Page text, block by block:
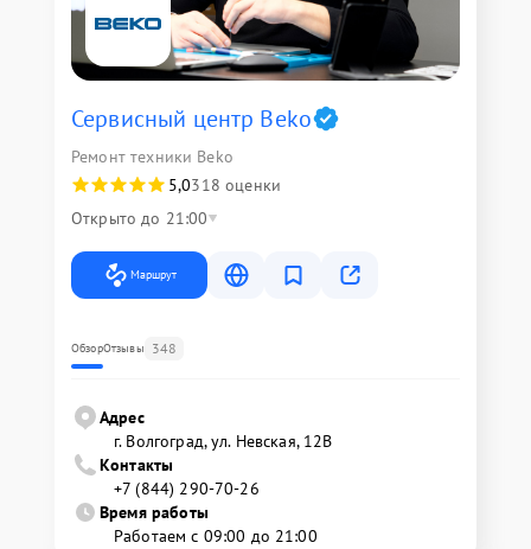
Сервисный центр Beko
Ремонт техники Beko
5,0318 оценки
Открыто до 21:00
Маршрут
ОбзорОтзывы 348
Адрес
г. Волгоград, ул. Невская, 12В
Контакты
+7 (844) 290-70-26
Время работы
Работаем с 09:00 до 21:00